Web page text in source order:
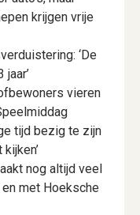
krijgen vrije
‘De
vieren
tijd bezig te zijn
nog altijd veel
met Hoeksche